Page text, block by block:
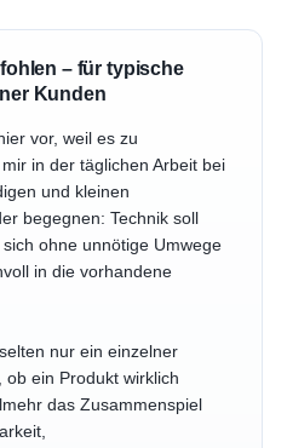
– für typische
Kunden
vor, weil es zu
in der täglichen Arbeit bei
und kleinen
begegnen: Technik soll
ohne unnötige Umwege
in die vorhandene
nur ein einzelner
ein Produkt wirklich
das Zusammenspiel